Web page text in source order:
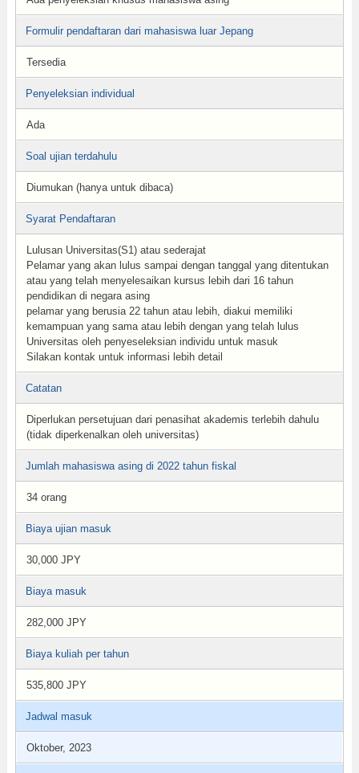
Formulir pendaftaran dari mahasiswa luar Jepang
Tersedia
Penyeleksian individual
Ada
Soal ujian terdahulu
Diumukan (hanya untuk dibaca)
Syarat Pendaftaran
Lulusan Universitas(S1) atau sederajat
Pelamar yang akan lulus sampai dengan tanggal yang ditentukan
atau yang telah menyelesaikan kursus lebih dari 16 tahun
pendidikan di negara asing
pelamar yang berusia 22 tahun atau lebih, diakui memiliki
kemampuan yang sama atau lebih dengan yang telah lulus
Universitas oleh penyeseleksian individu untuk masuk
Silakan kontak untuk informasi lebih detail
Catatan
Diperlukan persetujuan dari penasihat akademis terlebih dahulu
(tidak diperkenalkan oleh universitas)
Jumlah mahasiswa asing di 2022 tahun fiskal
34 orang
Biaya ujian masuk
30,000 JPY
Biaya masuk
282,000 JPY
Biaya kuliah per tahun
535,800 JPY
Jadwal masuk
Oktober, 2023